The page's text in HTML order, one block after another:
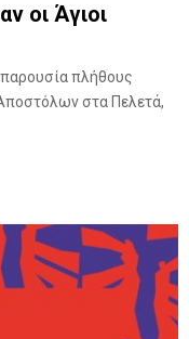
οι Άγιοι
πλήθους
στα Πελετά,